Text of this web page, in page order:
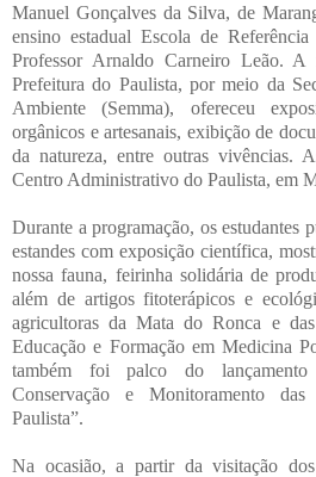
Manuel Gonçalves da Silva, de
ensino estadual Escola de
Professor Arnaldo Carneiro Leão. A
Prefeitura do Paulista, por meio da
Ambiente (Semma), ofereceu
orgânicos e artesanais, exibição de
da natureza, entre outras vivências.
Centro Administrativo do Paulista, em
Durante a programação, os estudantes
estandes com exposição científica,
nossa fauna, feirinha solidária de
além de artigos fitoterápicos e
agricultoras da Mata do Ronca e
Educação e Formação em Medicina
também foi palco do
Conservação e Monitoramento
Paulista”.
Na ocasião, a partir da visitação